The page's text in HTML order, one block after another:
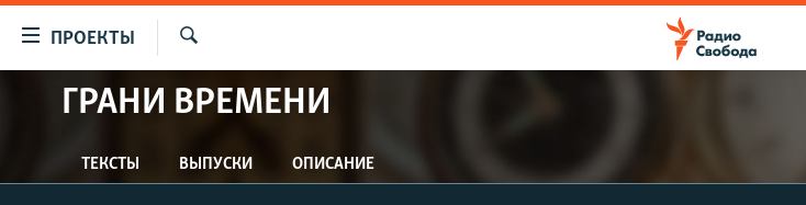
упрощенного
Вернуться
к
ПРОЕКТЫ
ПРОГРАММЫ
АВТОРСКИЕ ПРОЕКТЫ
ГРАНИ ВРЕМЕНИ
ТЕКСТЫ ВЫПУСКИ ОПИСАНИЕ